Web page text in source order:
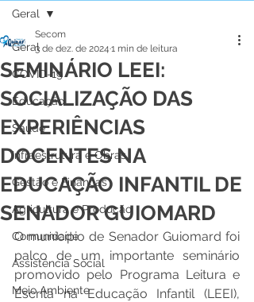
Geral
COVID-19
Educação
Saúde
Infraestrutura e Obras
Gestão e Finanças
Agricultura e Produção
Comunidade
Assistência Social
Meio Ambiente
Geral
SEMINÁRIO LEEI:
SOCIALIZAÇÃO DAS
EXPERIÊNCIAS
DOCENTES NA
EDUCAÇÃO INFANTIL DE
SENADOR GUIOMARD
Secom
3 de dez. de 2024 1 min de leitura
O município de Senador Guiomard foi
palco de um importante seminário
promovido pelo Programa Leitura e
Escrita na Educação Infantil (LEEI),